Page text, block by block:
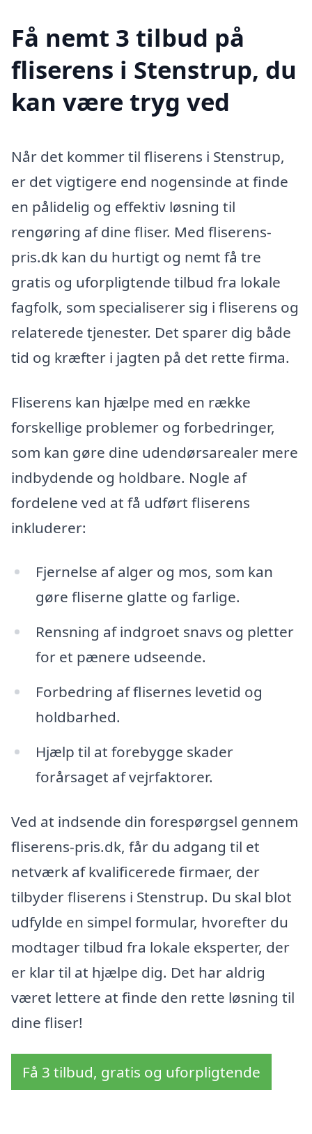
Få nemt 3 tilbud på
fliserens i Stenstrup, du
kan være tryg ved
Når det kommer til fliserens i Stenstrup,
er det vigtigere end nogensinde at finde
en pålidelig og effektiv løsning til
rengøring af dine fliser. Med fliserens-
pris.dk kan du hurtigt og nemt få tre
gratis og uforpligtende tilbud fra lokale
fagfolk, som specialiserer sig i fliserens og
relaterede tjenester. Det sparer dig både
tid og kræfter i jagten på det rette firma.
Fliserens kan hjælpe med en række
forskellige problemer og forbedringer,
som kan gøre dine udendørsarealer mere
indbydende og holdbare. Nogle af
fordelene ved at få udført fliserens
inkluderer:
Fjernelse af alger og mos, som kan
gøre fliserne glatte og farlige.
Rensning af indgroet snavs og pletter
for et pænere udseende.
Forbedring af flisernes levetid og
holdbarhed.
Hjælp til at forebygge skader
forårsaget af vejrfaktorer.
Ved at indsende din forespørgsel gennem
fliserens-pris.dk, får du adgang til et
netværk af kvalificerede firmaer, der
tilbyder fliserens i Stenstrup. Du skal blot
udfylde en simpel formular, hvorefter du
modtager tilbud fra lokale eksperter, der
er klar til at hjælpe dig. Det har aldrig
været lettere at finde den rette løsning til
dine fliser!
Få 3 tilbud, gratis og uforpligtende